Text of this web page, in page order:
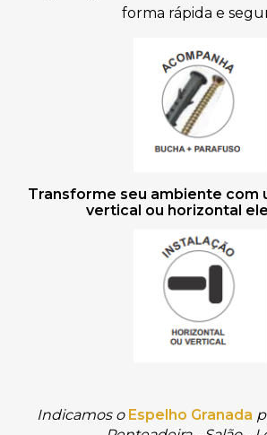
forma rápida e
Transforme seu ambiente com
vertical ou horizontal
Indicamos o Espelho Granada